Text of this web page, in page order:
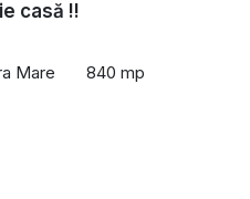
casă !!
Mare 840 mp